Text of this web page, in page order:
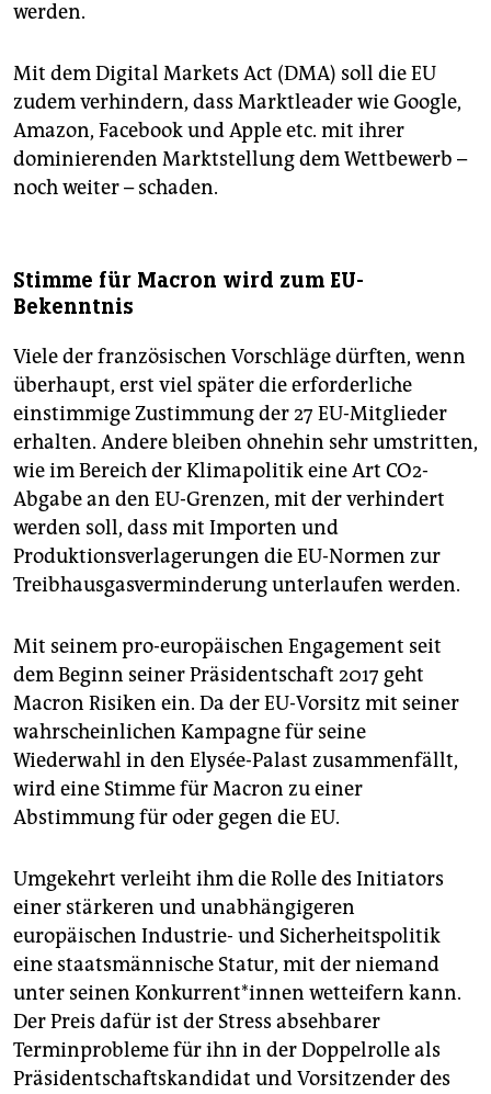
werden.
Mit dem Digital Markets Act (DMA) soll die EU
zudem verhindern, dass Marktleader wie Google,
Amazon, Facebook und Apple etc. mit ihrer
dominierenden Marktstellung dem Wettbewerb –
noch weiter – schaden.
Stimme für Macron wird zum EU-
Bekenntnis
Viele der französischen Vorschläge dürften, wenn
überhaupt, erst viel später die erforderliche
einstimmige Zustimmung der 27 EU-Mitglieder
erhalten. Andere bleiben ohnehin sehr umstritten,
wie im Bereich der Klimapolitik eine Art CO2-
Abgabe an den EU-Grenzen, mit der verhindert
werden soll, dass mit Importen und
Produktionsverlagerungen die EU-Normen zur
Treibhausgasverminderung unterlaufen werden.
Mit seinem pro-europäischen Engagement seit
dem Beginn seiner Präsidentschaft 2017 geht
Macron Risiken ein. Da der EU-Vorsitz mit seiner
wahrscheinlichen Kampagne für seine
Wiederwahl in den Elysée-Palast zusammenfällt,
wird eine Stimme für Macron zu einer
Abstimmung für oder gegen die EU.
Umgekehrt verleiht ihm die Rolle des Initiators
einer stärkeren und unabhängigeren
europäischen Industrie- und Sicherheitspolitik
eine staatsmännische Statur, mit der niemand
unter seinen Kon­kur­ren­t*in­nen wetteifern kann.
Der Preis dafür ist der Stress absehbarer
Terminprobleme für ihn in der Doppelrolle als
Präsidentschaftskandidat und Vorsitzender des